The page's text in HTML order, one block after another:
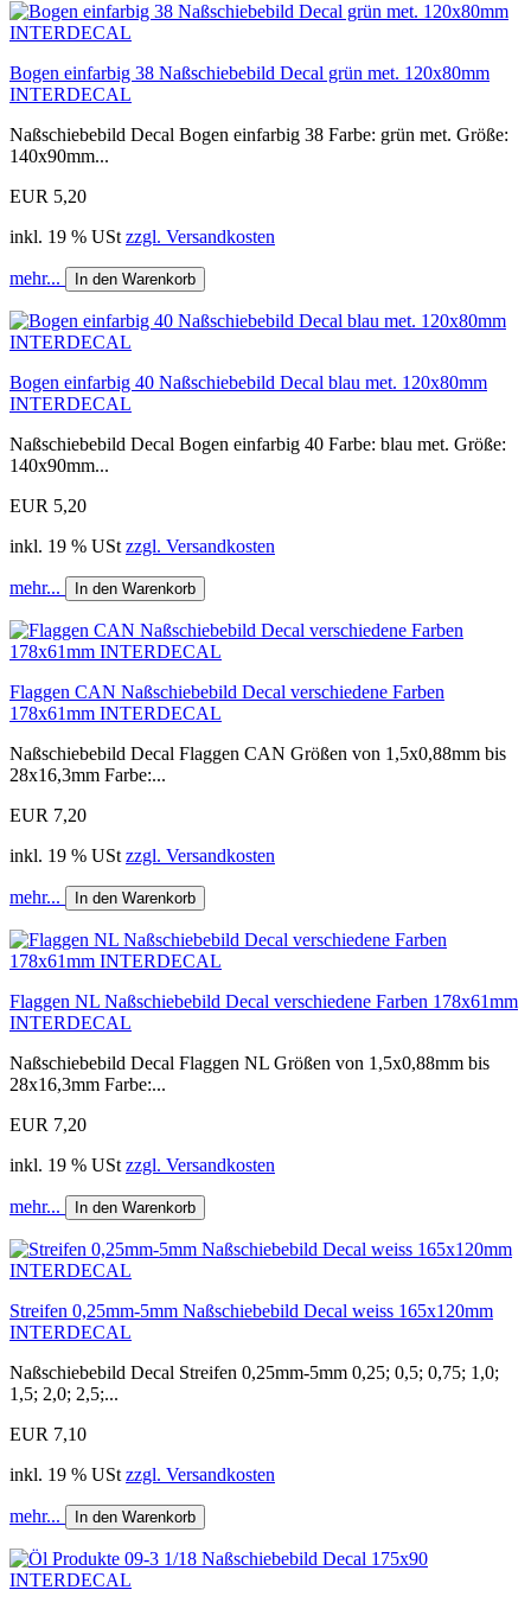
Bogen einfarbig 38 Naßschiebebild Decal grün met. 120x80mm
INTERDECAL
Naßschiebebild Decal Bogen einfarbig 38 Farbe: grün met. Größe:
140x90mm...
EUR 5,20
inkl. 19 % USt zzgl. Versandkosten
mehr... In den Warenkorb
Bogen einfarbig 40 Naßschiebebild Decal blau met. 120x80mm
INTERDECAL
Naßschiebebild Decal Bogen einfarbig 40 Farbe: blau met. Größe:
140x90mm...
EUR 5,20
inkl. 19 % USt zzgl. Versandkosten
mehr... In den Warenkorb
Flaggen CAN Naßschiebebild Decal verschiedene Farben
178x61mm INTERDECAL
Naßschiebebild Decal Flaggen CAN Größen von 1,5x0,88mm bis
28x16,3mm Farbe:...
EUR 7,20
inkl. 19 % USt zzgl. Versandkosten
mehr... In den Warenkorb
Flaggen NL Naßschiebebild Decal verschiedene Farben 178x61mm
INTERDECAL
Naßschiebebild Decal Flaggen NL Größen von 1,5x0,88mm bis
28x16,3mm Farbe:...
EUR 7,20
inkl. 19 % USt zzgl. Versandkosten
mehr... In den Warenkorb
Streifen 0,25mm-5mm Naßschiebebild Decal weiss 165x120mm
INTERDECAL
Naßschiebebild Decal Streifen 0,25mm-5mm 0,25; 0,5; 0,75; 1,0;
1,5; 2,0; 2,5;...
EUR 7,10
inkl. 19 % USt zzgl. Versandkosten
mehr... In den Warenkorb